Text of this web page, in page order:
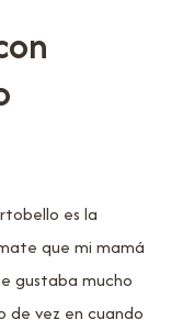
es la
que mi mamá
gustaba mucho
de vez en cuando